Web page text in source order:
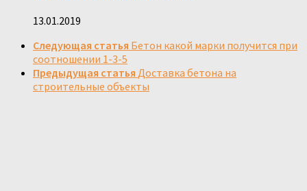
13.01.2019
Следующая статья Бетон какой марки получится при
соотношении 1-3-5
Предыдущая статья Доставка бетона на
строительные объекты